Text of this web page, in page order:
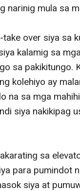
narinig mula sa
over siya sa
kalamig sa
sa pakikitungo.
kolehiyo ay
na sa mga
siya nakikipag
sa
para pumindot
siya at